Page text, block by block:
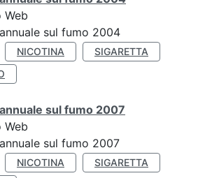
Web
sul fumo 2004
NICOTINA
SIGARETTA
sul fumo 2007
Web
sul fumo 2007
NICOTINA
SIGARETTA